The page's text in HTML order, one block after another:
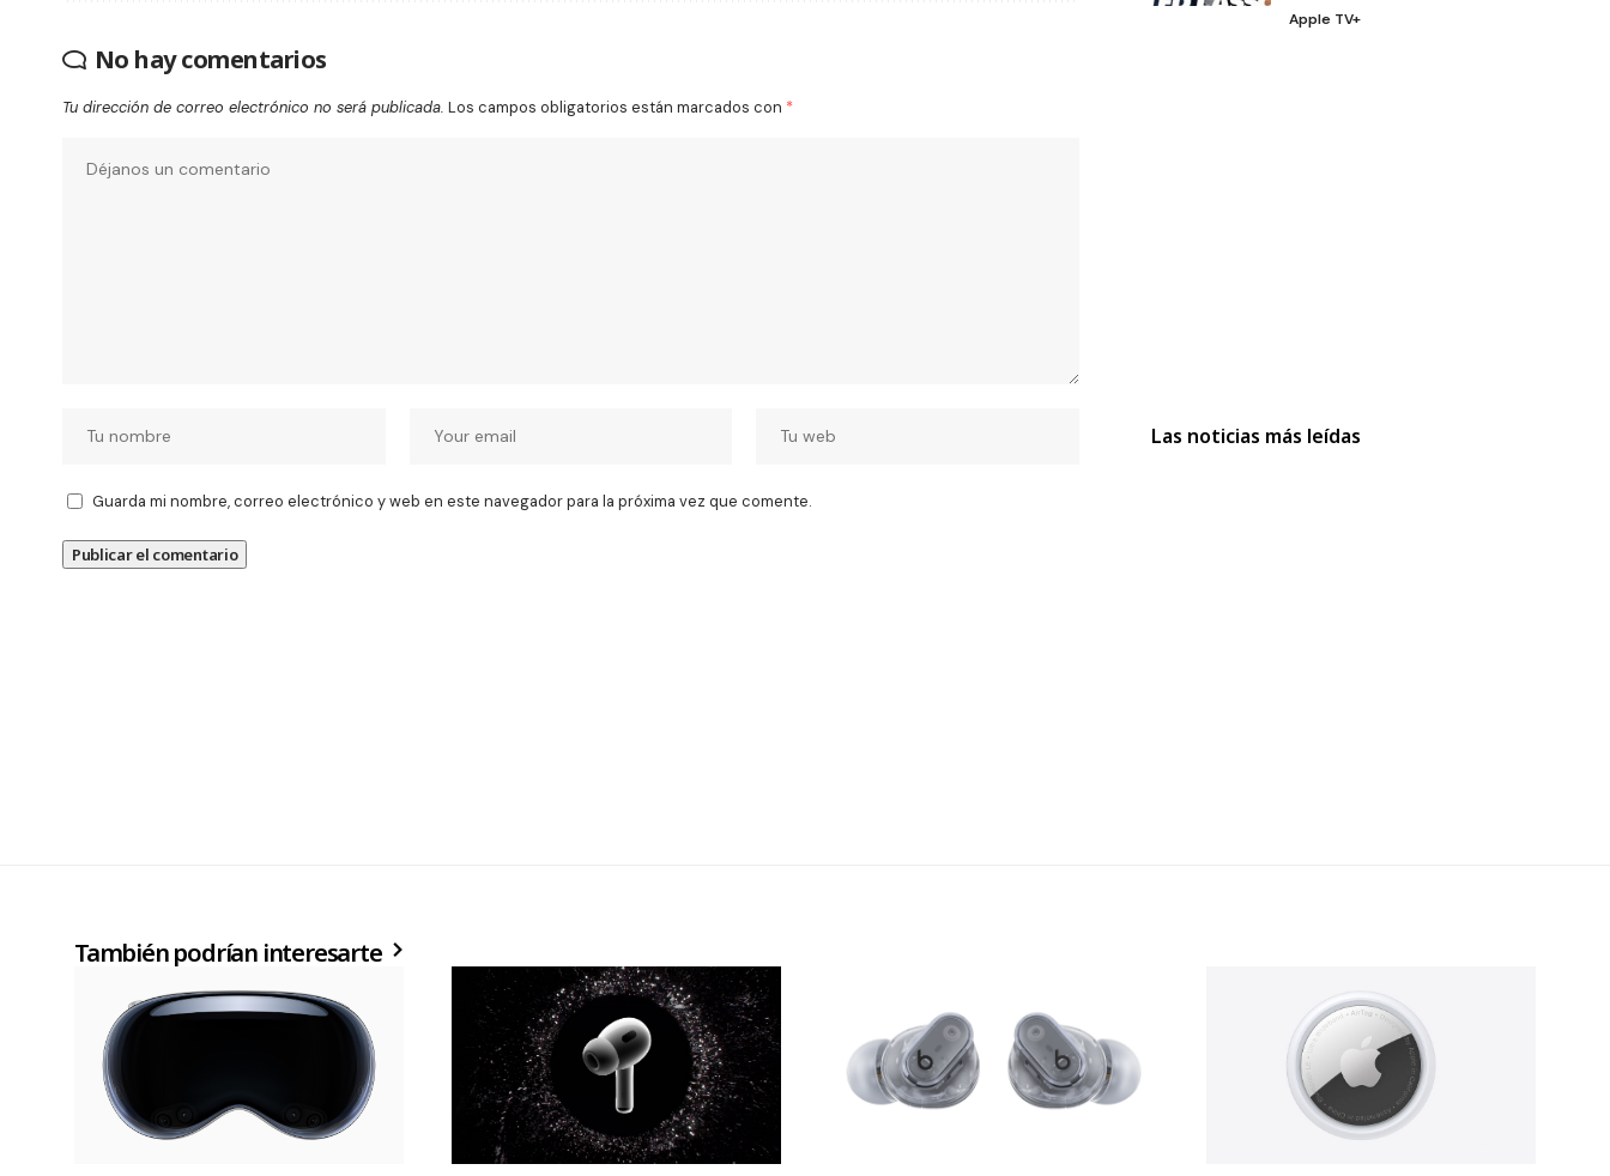
No hay comentarios
Tu dirección de correo electrónico no será publicada. Los campos obligatorios están marcados con *
Guarda mi nombre, correo electrónico y web en este navegador para la próxima vez que comente.
Apple TV+
Las noticias más leídas
También podrían interesarte